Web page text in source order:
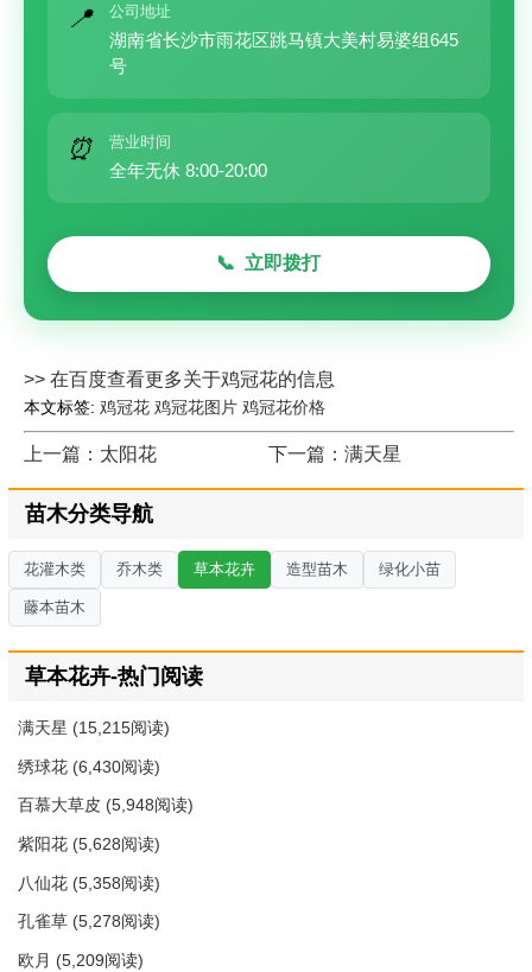
📍 公司地址
湖南省长沙市雨花区跳马镇大美村易婆组645
号
⏰ 营业时间
全年无休 8:00-20:00
📞 立即拨打
>> 在百度查看更多关于鸡冠花的信息
本文标签: 鸡冠花 鸡冠花图片 鸡冠花价格
上一篇：太阳花 下一篇：满天星
苗木分类导航
花灌木类 乔木类 草本花卉 造型苗木 绿化小苗
藤本苗木
草本花卉-热门阅读
满天星 (15,215阅读)
绣球花 (6,430阅读)
百慕大草皮 (5,948阅读)
紫阳花 (5,628阅读)
八仙花 (5,358阅读)
孔雀草 (5,278阅读)
欧月 (5,209阅读)